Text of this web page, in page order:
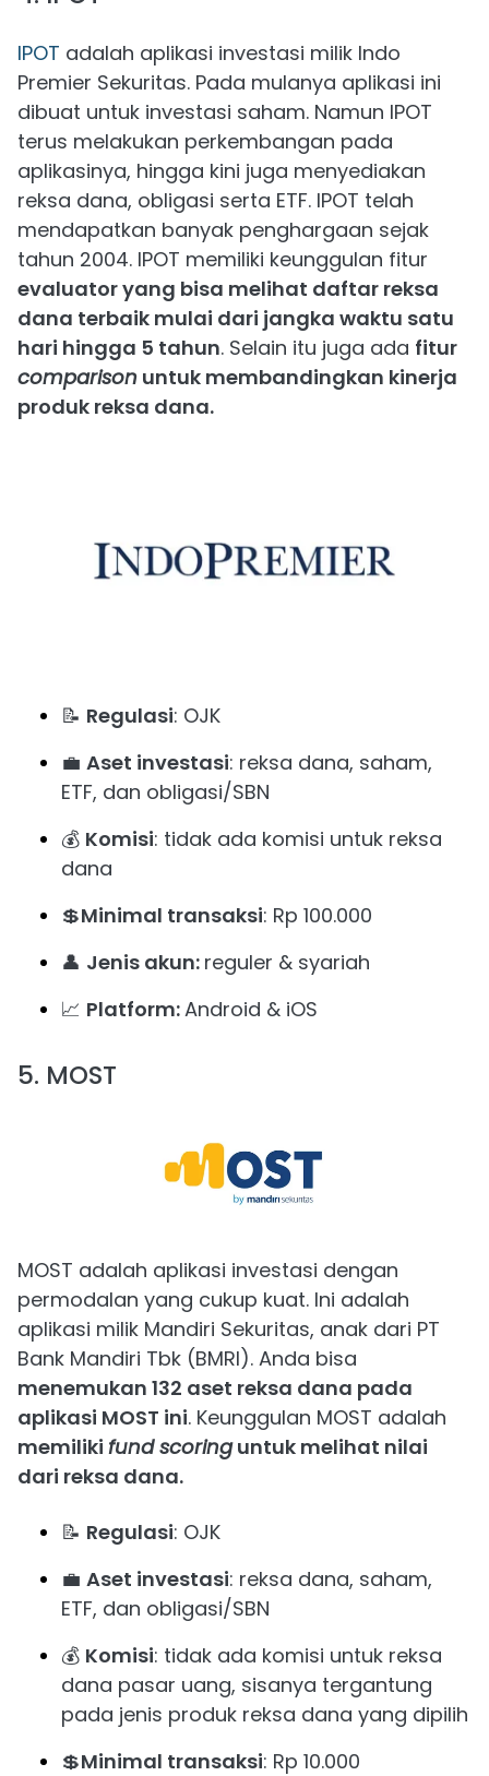
IPOT adalah aplikasi investasi milik Indo
Premier Sekuritas. Pada mulanya aplikasi ini
dibuat untuk investasi saham. Namun IPOT
terus melakukan perkembangan pada
aplikasinya, hingga kini juga menyediakan
reksa dana, obligasi serta ETF. IPOT telah
mendapatkan banyak penghargaan sejak
tahun 2004. IPOT memiliki keunggulan fitur
evaluator yang bisa melihat daftar reksa
dana terbaik mulai dari jangka waktu satu
hari hingga 5 tahun. Selain itu juga ada fitur
comparison untuk membandingkan kinerja
produk reksa dana.
📝 Regulasi: OJK
💼 Aset investasi: reksa dana, saham,
ETF, dan obligasi/SBN
💰 Komisi: tidak ada komisi untuk reksa
dana
💲Minimal transaksi: Rp 100.000
👤 Jenis akun: reguler & syariah
📈 Platform:Android & iOS
5. MOST
MOST adalah aplikasi investasi dengan
permodalan yang cukup kuat. Ini adalah
aplikasi milik Mandiri Sekuritas, anak dari PT
Bank Mandiri Tbk (BMRI). Anda bisa
menemukan 132 aset reksa dana pada
aplikasi MOST ini. Keunggulan MOST adalah
memiliki fund scoringuntuk melihat nilai
dari reksa dana.
📝 Regulasi: OJK
💼 Aset investasi: reksa dana, saham,
ETF, dan obligasi/SBN
💰 Komisi: tidak ada komisi untuk reksa
dana pasar uang, sisanya tergantung
pada jenis produk reksa dana yang dipilih
💲Minimal transaksi: Rp 10.000